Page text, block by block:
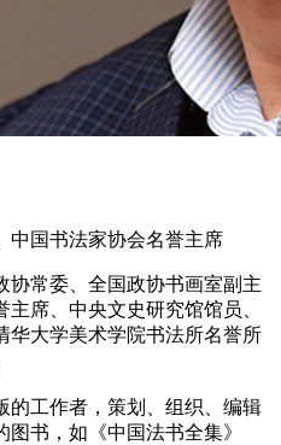
中国书法家协会名誉主席
协常委、全国政协书画室副主
席、中央文史研究馆馆员、
华大学美术学院书法所名誉所
的工作者，策划、组织、编辑
书，如《中国法书全集》